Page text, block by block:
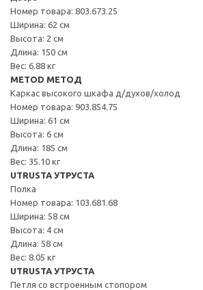
Номер товара: 803.673.25
Ширина: 62 см
Высота: 2 см
Длина: 150 см
Вес: 6.88 кг
METOD МЕТОД
Каркас высокого шкафа д/духов/холод
Номер товара: 903.854.75
Ширина: 61 см
Высота: 6 см
Длина: 185 см
Вес: 35.10 кг
UTRUSTA УТРУСТА
Полка
Номер товара: 103.681.68
Ширина: 58 см
Высота: 4 см
Длина: 58 см
Вес: 8.05 кг
UTRUSTA УТРУСТА
Петля со встроенным стопором